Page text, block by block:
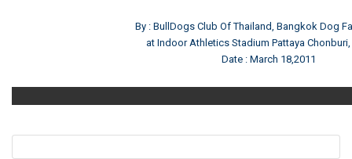
By : BullDogs Club Of Thailand, Bangkok Dog
at Indoor Athletics Stadium Pattaya
Date : March 18,2011